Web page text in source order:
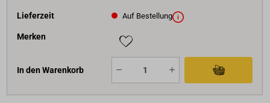
Lieferzeit Auf Bestellung
Merken
In den Warenkorb